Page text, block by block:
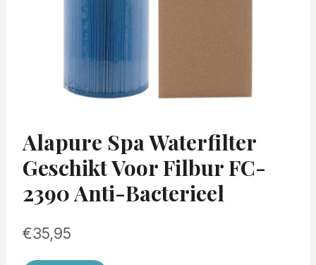
Alapure Spa Waterfilter
Geschikt Voor Filbur FC-
2390 Anti-Bacterieel
€35,95